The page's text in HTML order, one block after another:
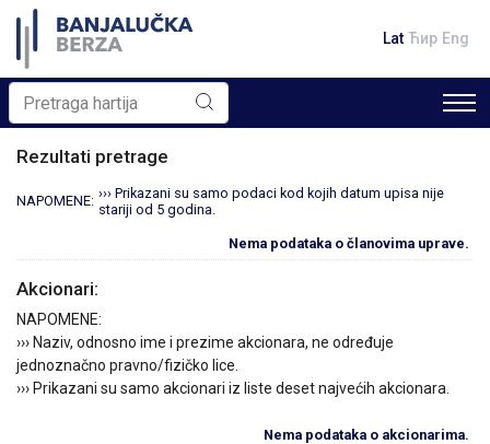
Lat Ћир Eng
Rezultati pretrage
NAPOMENE: ››› Prikazani su samo podaci kod kojih datum upisa nije
stariji od 5 godina.
Nema podataka o članovima uprave.
Akcionari:
NAPOMENE:
››› Naziv, odnosno ime i prezime akcionara, ne određuje
jednoznačno pravno/fizičko lice.
››› Prikazani su samo akcionari iz liste deset najvećih akcionara.
Nema podataka o akcionarima.